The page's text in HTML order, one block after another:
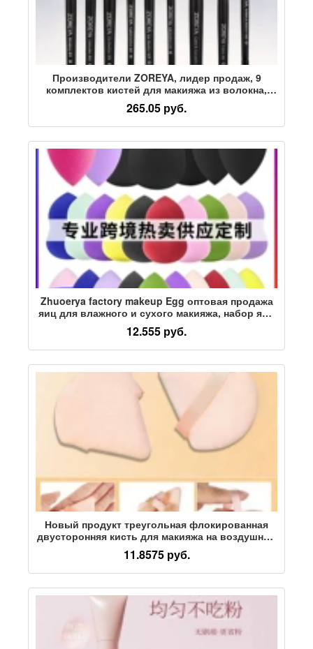
Производители ZOREYA, лидер продаж, 9
комплектов кистей для макияжа из волокна,
набор кистей для макияжа с черной деревянной
ручкой, кисть для теней для век, инструменты
для красоты
265.05 руб.
Zhuoerya factory makeup Egg оптовая продажа
яиц для влажного и сухого макияжа, набор яиц
для губок, коробка для хранения яиц,
изготовление яиц для красоты на заказ
12.555 руб.
Новый продукт треугольная флокированная
двусторонняя кисть для макияжа на воздушной
подушке beauty tool рассыпчатая пудра для
макияжа super soft crystal powder puff
11.8575 руб.